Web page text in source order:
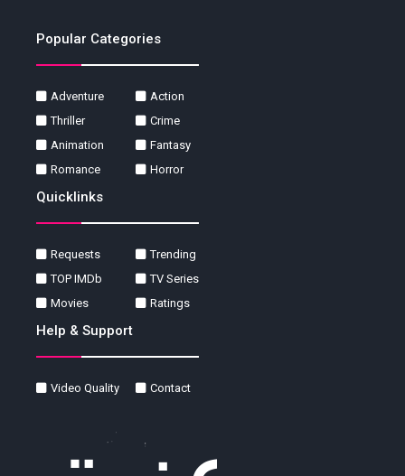
Popular Categories
Adventure
Action
Thriller
Crime
Animation
Fantasy
Romance
Horror
Quicklinks
Requests
Trending
TOP IMDb
TV Series
Movies
Ratings
Help & Support
Video Quality Contact